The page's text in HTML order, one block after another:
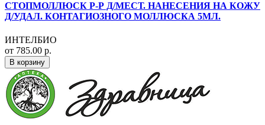
СТОПМОЛЛЮСК Р-Р Д/МЕСТ. НАНЕСЕНИЯ НА КОЖУ
Д/УДАЛ. КОНТАГИОЗНОГО МОЛЛЮСКА 5МЛ.
ИНТЕЛБИО
от 785.00 р.
В корзину